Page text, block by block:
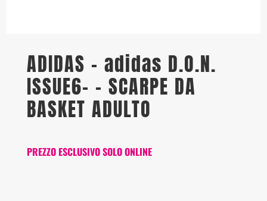
ADIDAS – adidas D.O.N.
ISSUE6- – SCARPE DA
BASKET ADULTO
PREZZO ESCLUSIVO SOLO ONLINE